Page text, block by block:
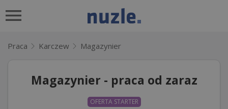
Praca Karczew Magazynier
Magazynier - praca od zaraz
OFERTA STARTER